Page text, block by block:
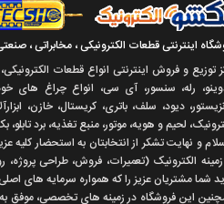
اینترنتی قطعات الکترونیکی ، مخابراتی ،
توزیع و فروش اینترنتی انواع قطعات
رله، سنسور، آی سی، انواع چراغ های
دیود، سلف، باتری، کریستال، خازن،
لحیم و هویه، موتور، منبع تغذیه، برد
و نهايت تشکر از انتخابتان به استحضار
الکترونيک (تعميرات، فروش، طراحی پروژه،
شما مشتريان عزيز را که همواره سرمايه های
اين فروشگاه در زمينه های تخصصی، موفق به